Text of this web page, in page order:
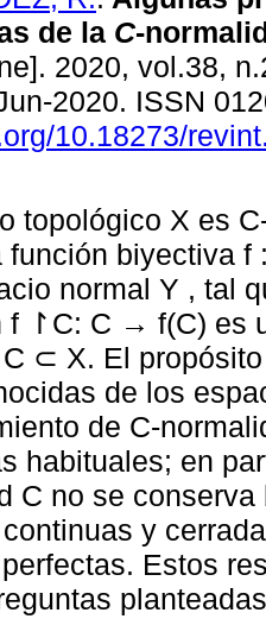
de la C-
2020, vol.38,
2020. ISSN
10.18273/
topológico X es
función biyectiva
normal Y , tal
f ↾C: C → f(C) es
⊂ X. El
de los
de C-
habituales; en
C no se
y
Estos